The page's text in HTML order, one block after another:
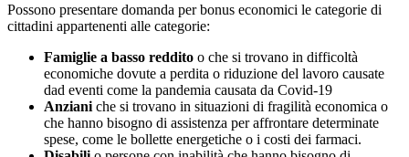
Possono presentare domanda per bonus economici le categorie di
cittadini appartenenti alle categorie:
Famiglie a basso reddito o che si trovano in difficoltà
economiche dovute a perdita o riduzione del lavoro causate
dad eventi come la pandemia causata da Covid-19
Anziani che si trovano in situazioni di fragilità economica o
che hanno bisogno di assistenza per affrontare determinate
spese, come le bollette energetiche o i costi dei farmaci.